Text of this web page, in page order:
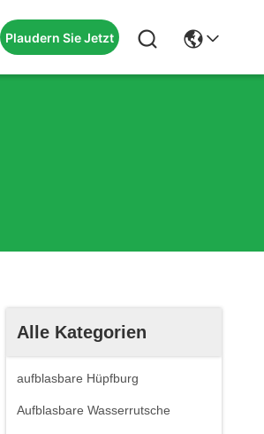
Plaudern Sie Jetzt
Alle Kategorien
aufblasbare Hüpfburg
Aufblasbare Wasserrutsche